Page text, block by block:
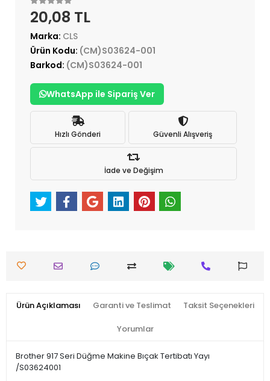
20,08 TL
Marka: CLS
Ürün Kodu: (CM)S03624-001
Barkod: (CM)S03624-001
WhatsApp ile Sipariş Ver
Hızlı Gönderi Güvenli Alışveriş
İade ve Değişim
Ürün Açıklaması Garanti ve Teslimat Taksit Seçenekleri
Yorumlar
Brother 917 Seri Düğme Makine Bıçak Tertibatı Yayı
/S03624001